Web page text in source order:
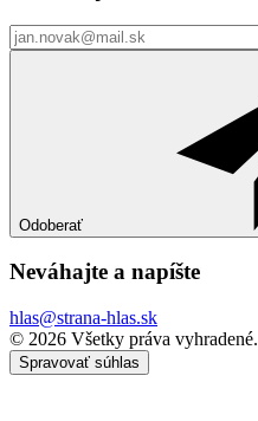
Odoberať
Neváhajte a napíšte
hlas@strana-hlas.sk
©️ 2026 Všetky práva vyhradené.
Spravovať súhlas